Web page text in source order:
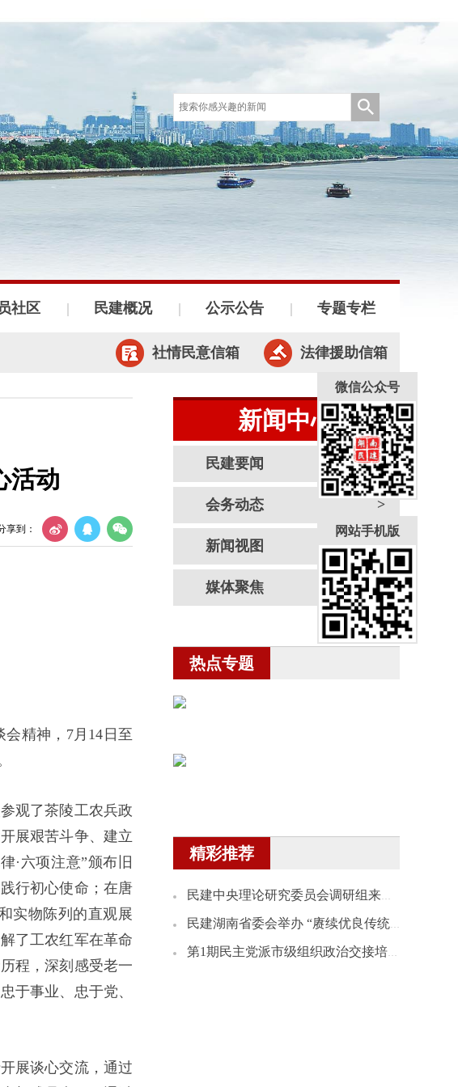
社区 民建概况 公示公告 专题专栏
社情民意信箱 法律援助信箱
活动
享到：
精神，7月14日至
观了茶陵工农兵政
展艰苦斗争、建立
·六项注意”颁布旧
行初心使命；在唐
实物陈列的直观展
了工农红军在革命
程，深刻感受老一
于事业、忠于党、
展谈心交流，通过
新闻中心
民建要闻
会务动态
新闻视图
媒体聚焦
热点专题
精彩推荐
民建中央理论研究委员会调研组来湘开展理论研究课题调研
民建湖南省委会举办 “赓续优良传统 践行为民情怀”会史宣讲会
第1期民主党派市级组织政治交接培训班民建学员赴民建省委会机关座谈
微信公众号
网站手机版